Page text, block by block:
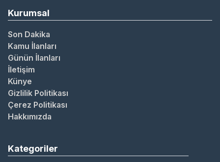
Kurumsal
Son Dakika
Kamu İlanları
Günün İlanları
İletişim
Künye
Gizlilik Politikası
Çerez Politikası
Hakkımızda
Kategoriler